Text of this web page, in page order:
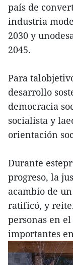
país de
industria
2030 y
2045.
Para
desarrollo
democracia
socialista y
orientación
Durante
progreso, la
acambio de
ratificó, y
personas en
importantes